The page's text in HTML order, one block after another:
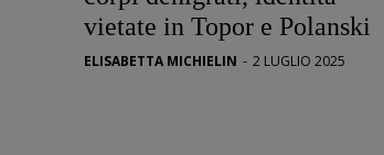
Opera prima
vietate in Topor e Polanski
ELISABETTA MICHIELIN - 2 LUGLIO 2025